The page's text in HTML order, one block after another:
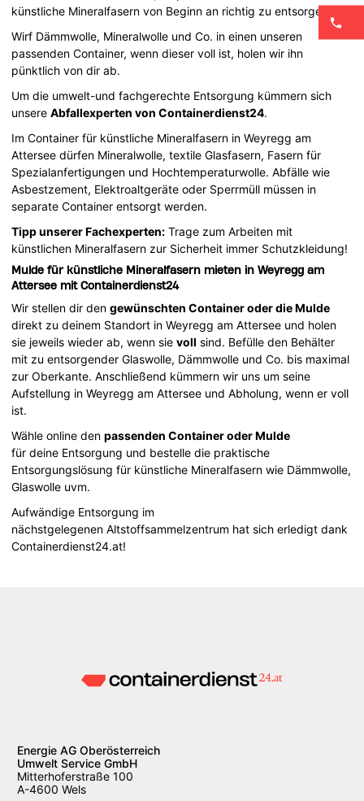
künstliche Mineralfasern von Beginn an richtig zu entsorgen.
Wirf Dämmwolle, Mineralwolle und Co. in einen unseren
passenden Container, wenn dieser voll ist, holen wir ihn
pünktlich von dir ab.
Um die umwelt-und fachgerechte Entsorgung kümmern sich
unsereAbfallexperten von Containerdienst24.
Im Container für künstliche Mineralfasern in Weyregg am
Attersee dürfen Mineralwolle, textile Glasfasern, Fasern für
Spezialanfertigungen und Hochtemperaturwolle. Abfälle wie
Asbestzement, Elektroaltgeräte oder Sperrmüll müssen in
separate Container entsorgt werden.
Tipp unserer Fachexperten: Trage zum Arbeiten mit
künstlichen Mineralfasern zur Sicherheit immer Schutzkleidung!
Mulde für künstliche Mineralfasern mieten in Weyregg am
Attersee mit Containerdienst24
Wir stellen dir dengewünschten Container oder die Mulde
direkt zu deinem Standort in Weyregg am Attersee und holen
sie jeweils wieder ab, wenn sievoll sind. Befülle den Behälter
mit zu entsorgender Glaswolle, Dämmwolle und Co. bis maximal
zur Oberkante. Anschließend kümmern wir uns um seine
Aufstellung in Weyregg am Attersee und Abholung, wenn er voll
ist.
Wähle online denpassenden Container oder Mulde
für deine Entsorgung und bestelle die praktische
Entsorgungslösung für künstliche Mineralfasern wie Dämmwolle,
Glaswolle uvm.
Aufwändige Entsorgung im
nächstgelegenen Altstoffsammelzentrum hat sich erledigt dank
Containerdienst24.at!
Energie AG Oberösterreich
Umwelt Service GmbH
Mitterhoferstraße 100
A-4600 Wels